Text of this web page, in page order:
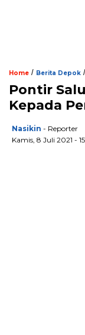
Home / Berita Depok /
Pontir
Kepada
Nasikin - Reporter
Kamis, 8 Juli 2021 -